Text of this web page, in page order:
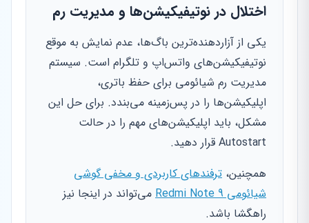
اختلال در نوتیفیکیشن‌ها و مدیریت رم
یکی از آزاردهنده‌ترین باگ‌ها، عدم نمایش به موقع
نوتیفیکیشن‌های واتس‌اپ و تلگرام است. سیستم
مدیریت رم شیائومی برای حفظ باتری،
اپلیکیشن‌ها را در پس‌زمینه می‌بندد. برای حل این
مشکل، باید اپلیکیشن‌های مهم را در حالت
Autostart قرار دهید.
همچنین، ترفندهای کاربردی و مخفی گوشی
شیائومی Redmi Note 9
می‌تواند در اینجا نیز
راهگشا باشد.